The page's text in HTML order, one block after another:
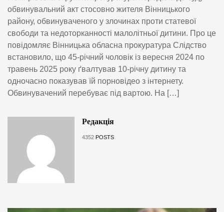
обвинувальний акт стосовно жителя Вінницького
району, обвинуваченого у злочинах проти статевої
свободи та недоторканності малолітньої дитини. Про це
повідомляє Вінницька обласна прокуратура Слідство
встановило, що 45-річний чоловік із вересня 2024 по
травень 2025 року ґвалтував 10-річну дитину та
одночасно показував їй порновідео з інтернету.
Обвинувачений перебуває під вартою. На […]
Редакція
4352 POSTS